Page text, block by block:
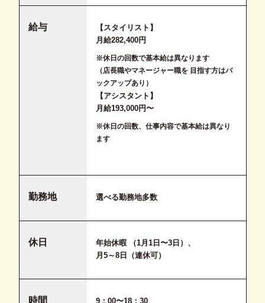
給与
【スタイリスト】
月給282,400円
※休日の回数で基本給は異なります
（店長職やマネージャー職を 目指す方はバ
ックアップあり）
【アシスタント】
月給193,000円〜
※休日の回数、仕事内容で基本給は異なり
ます
勤務地 選べる勤務地多数
休日
年始休暇 （1月1日〜3日）、
月5～8日（連休可）
時間
9：00〜18：30